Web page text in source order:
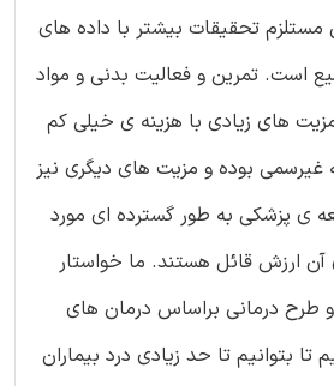
مستلزم تحقیقات بیشتر با داده های
است. تمرین و فعالیت بدنی و مواد
های زیادی با هزینه ی خیلی کم
غیرسمی بوده و مزیت های دیگری نیز
ی پزشکی به طور گسترده ای مورد
آن ارزش قائل هستند. ما خواستار
طرح درمانی براساس درمان های
بتوانیم تا حد زیادی درد بیماران